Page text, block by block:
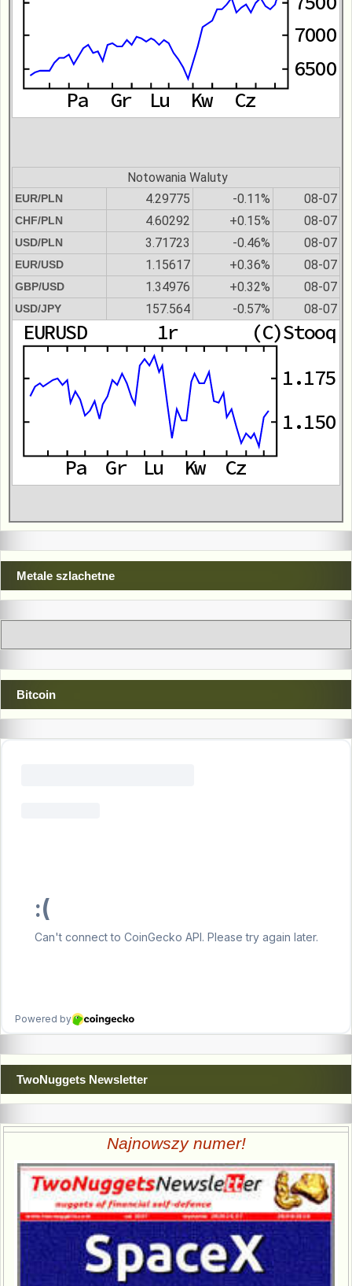
Notowania Waluty
EUR/PLN 4.29775 -0.11% 08-07
CHF/PLN 4.60292 +0.15% 08-07
USD/PLN 3.71723 -0.46% 08-07
EUR/USD 1.15617 +0.36% 08-07
GBP/USD 1.34976 +0.32% 08-07
USD/JPY 157.564 -0.57% 08-07
Metale szlachetne
Bitcoin
TwoNuggets Newsletter
Najnowszy numer!